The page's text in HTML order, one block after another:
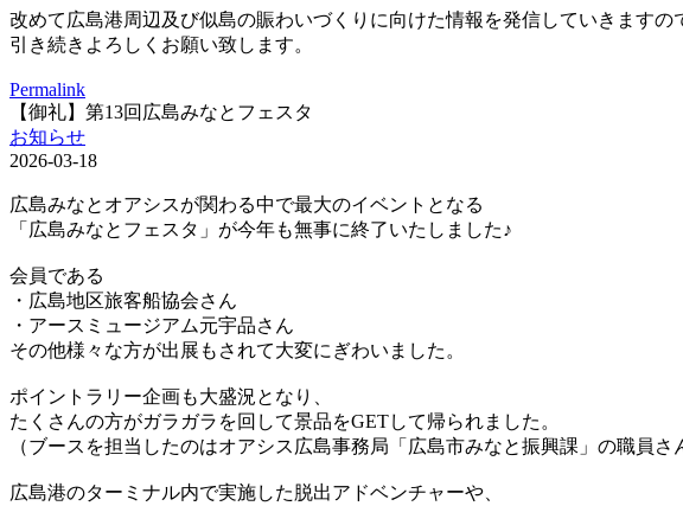
改めて広島港周辺及び似島の賑わいづくりに向けた情報を発信していきますの
引き続きよろしくお願い致します。
Permalink
【御礼】第13回広島みなとフェスタ
お知らせ
2026-03-18
広島みなとオアシスが関わる中で最大のイベントとなる
「広島みなとフェスタ」が今年も無事に終了いたしました♪
会員である
・広島地区旅客船協会さん
・アースミュージアム元宇品さん
その他様々な方が出展もされて大変にぎわいました。
ポイントラリー企画も大盛況となり、
たくさんの方がガラガラを回して景品をGETして帰られました。
（ブースを担当したのはオアシス広島事務局「広島市みなと振興課」の職員さ
広島港のターミナル内で実施した脱出アドベンチャーや、